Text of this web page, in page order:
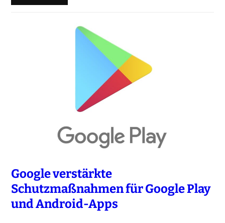
Google verstärkte
Schutzmaßnahmen für Google Play
und Android-Apps